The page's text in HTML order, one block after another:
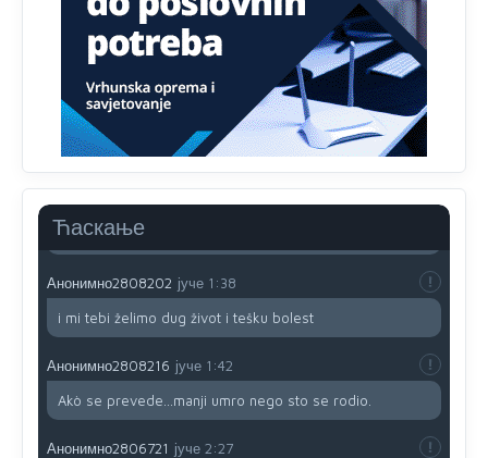
Ћаскање
Анонимно2806721 јуче 12:39
791 BiH nije priznala Kosovo kao nezavisnu državu jer
genocidna tvorevina pravi smetnju a recimo Srbija je
davnopriznala.Nasvakom proizvodu iz Srbije stoji -
uvoznik za Kosovo
Анонимно2806721 јуче 12:45
da brani? A imamo vojsku Kosova kojoj želimo svako
dobro i da se što bolje opreme
Анонимно2808202 јуче 1:38
i mi tebi želimo dug život i tešku bolest
Анонимно2808216 јуче 1:42
Akò se prevede...manji umro nego sto se rodio.
Анонимно2806721 јуче 2:27